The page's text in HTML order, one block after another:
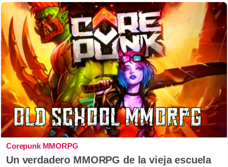
Corepunk MMORPG
Un verdadero MMORPG de la vieja escuela